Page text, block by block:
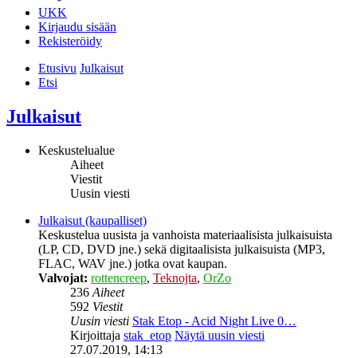
UKK
Kirjaudu sisään
Rekisteröidy
Etusivu Julkaisut
Etsi
Julkaisut
Keskustelualue
Aiheet
Viestit
Uusin viesti
Julkaisut (kaupalliset)
Keskustelua uusista ja vanhoista materiaalisista julkaisuista
(LP, CD, DVD jne.) sekä digitaalisista julkaisuista (MP3,
FLAC, WAV jne.) jotka ovat kaupan.
Valvojat: rottencreep, Teknojta, OrZo
236 Aiheet
592 Viestit
Uusin viesti Stak Etop - Acid Night Live 0…
Kirjoittaja stak_etop Näytä uusin viesti
27.07.2019, 14:13